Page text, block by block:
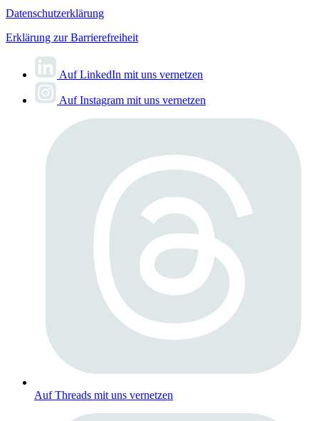
Datenschutzerklärung
Erklärung zur Barrierefreiheit
Auf LinkedIn mit uns vernetzen
Auf Instagram mit uns vernetzen
Auf Threads mit uns vernetzen